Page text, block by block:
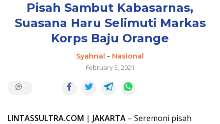
Pisah Sambut Kabasarnas,
Suasana Haru Selimuti Markas
Korps Baju Orange
Syahnal - Nasional
February 5, 2021
LINTASSULTRA.COM | JAKARTA – Seremoni pisah